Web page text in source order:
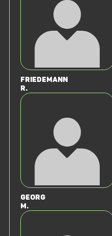
Friedemann
R.
Georg
M.